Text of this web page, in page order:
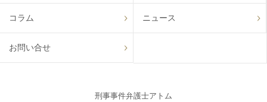
コラム ニュース
お問い合せ
刑事事件弁護士アトム